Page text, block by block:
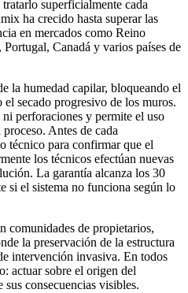
superficialmente cada
ha crecido hasta superar las
en mercados como Reino
Canadá y varios países de
la humedad capilar, bloqueando el
secado progresivo de los muros.
perforaciones y permite el uso
Antes de cada
técnico para confirmar que el
los técnicos efectúan nuevas
La garantía alcanza los 30
si el sistema no funciona según lo
comunidades de propietarios,
la preservación de la estructura
intervención invasiva. En todos
actuar sobre el origen del
consecuencias visibles.